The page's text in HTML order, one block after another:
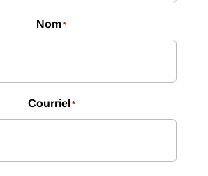
Nom*
Courriel*